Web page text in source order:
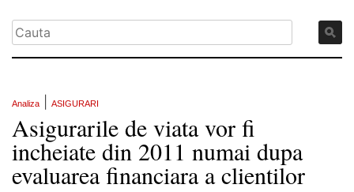
Analiza ASIGURARI
Asigurarile de viata vor fi
incheiate din 2011 numai dupa
evaluarea financiara a clientilor